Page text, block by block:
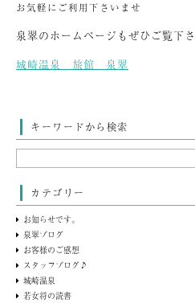
お気軽にご利用下さいませ
泉翠のホームページもぜひご覧下
城崎温泉 旅館 泉翠
キーワードから検索
カテゴリー
お知らせです。
泉翠ブログ
お客様のご感想
スタッフブログ♪
城崎温泉
若女将の読書